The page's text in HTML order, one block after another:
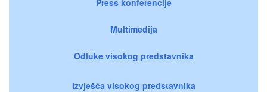
Multimedija
Odluke visokog predstavnika
Izvješća visokog predstavnika